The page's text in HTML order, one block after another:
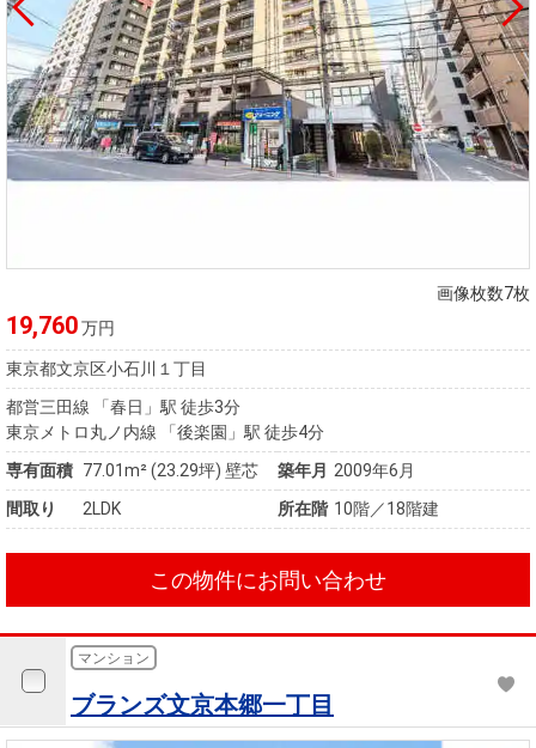
画像枚数7枚
19,760万円
東京都文京区小石川１丁目
都営三田線 「春日」駅 徒歩3分
東京メトロ丸ノ内線 「後楽園」駅 徒歩4分
専有面積 77.01m²(23.29坪) 壁芯 築年月 2009年6月
間取り
2LDK 所在階 10階／18階建
この物件にお問い合わせ
マンション
ブランズ文京本郷一丁目